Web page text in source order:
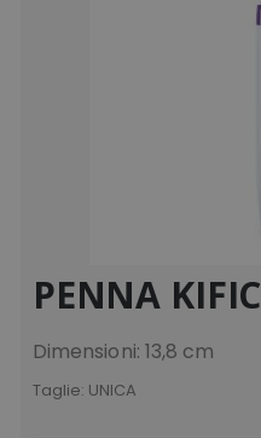
PENNA KIFIC
Dimensioni: 13,8 cm
Taglie: UNICA